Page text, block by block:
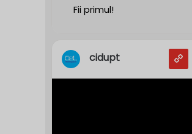
Fii primul!
cidupt